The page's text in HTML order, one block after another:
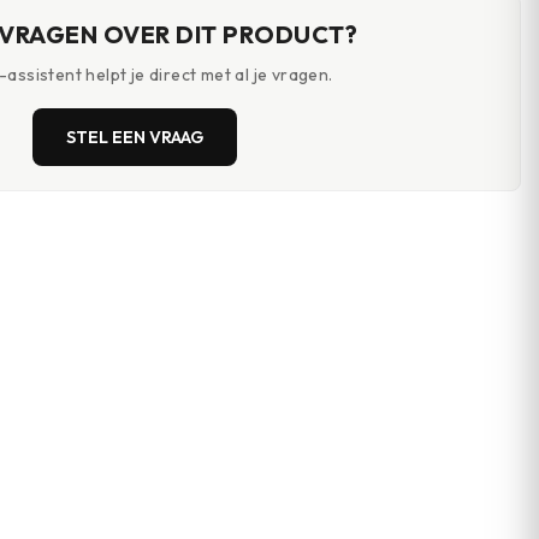
OVER DIT PRODUCT?
assistent helpt je direct met al je vragen.
STEL EEN VRAAG